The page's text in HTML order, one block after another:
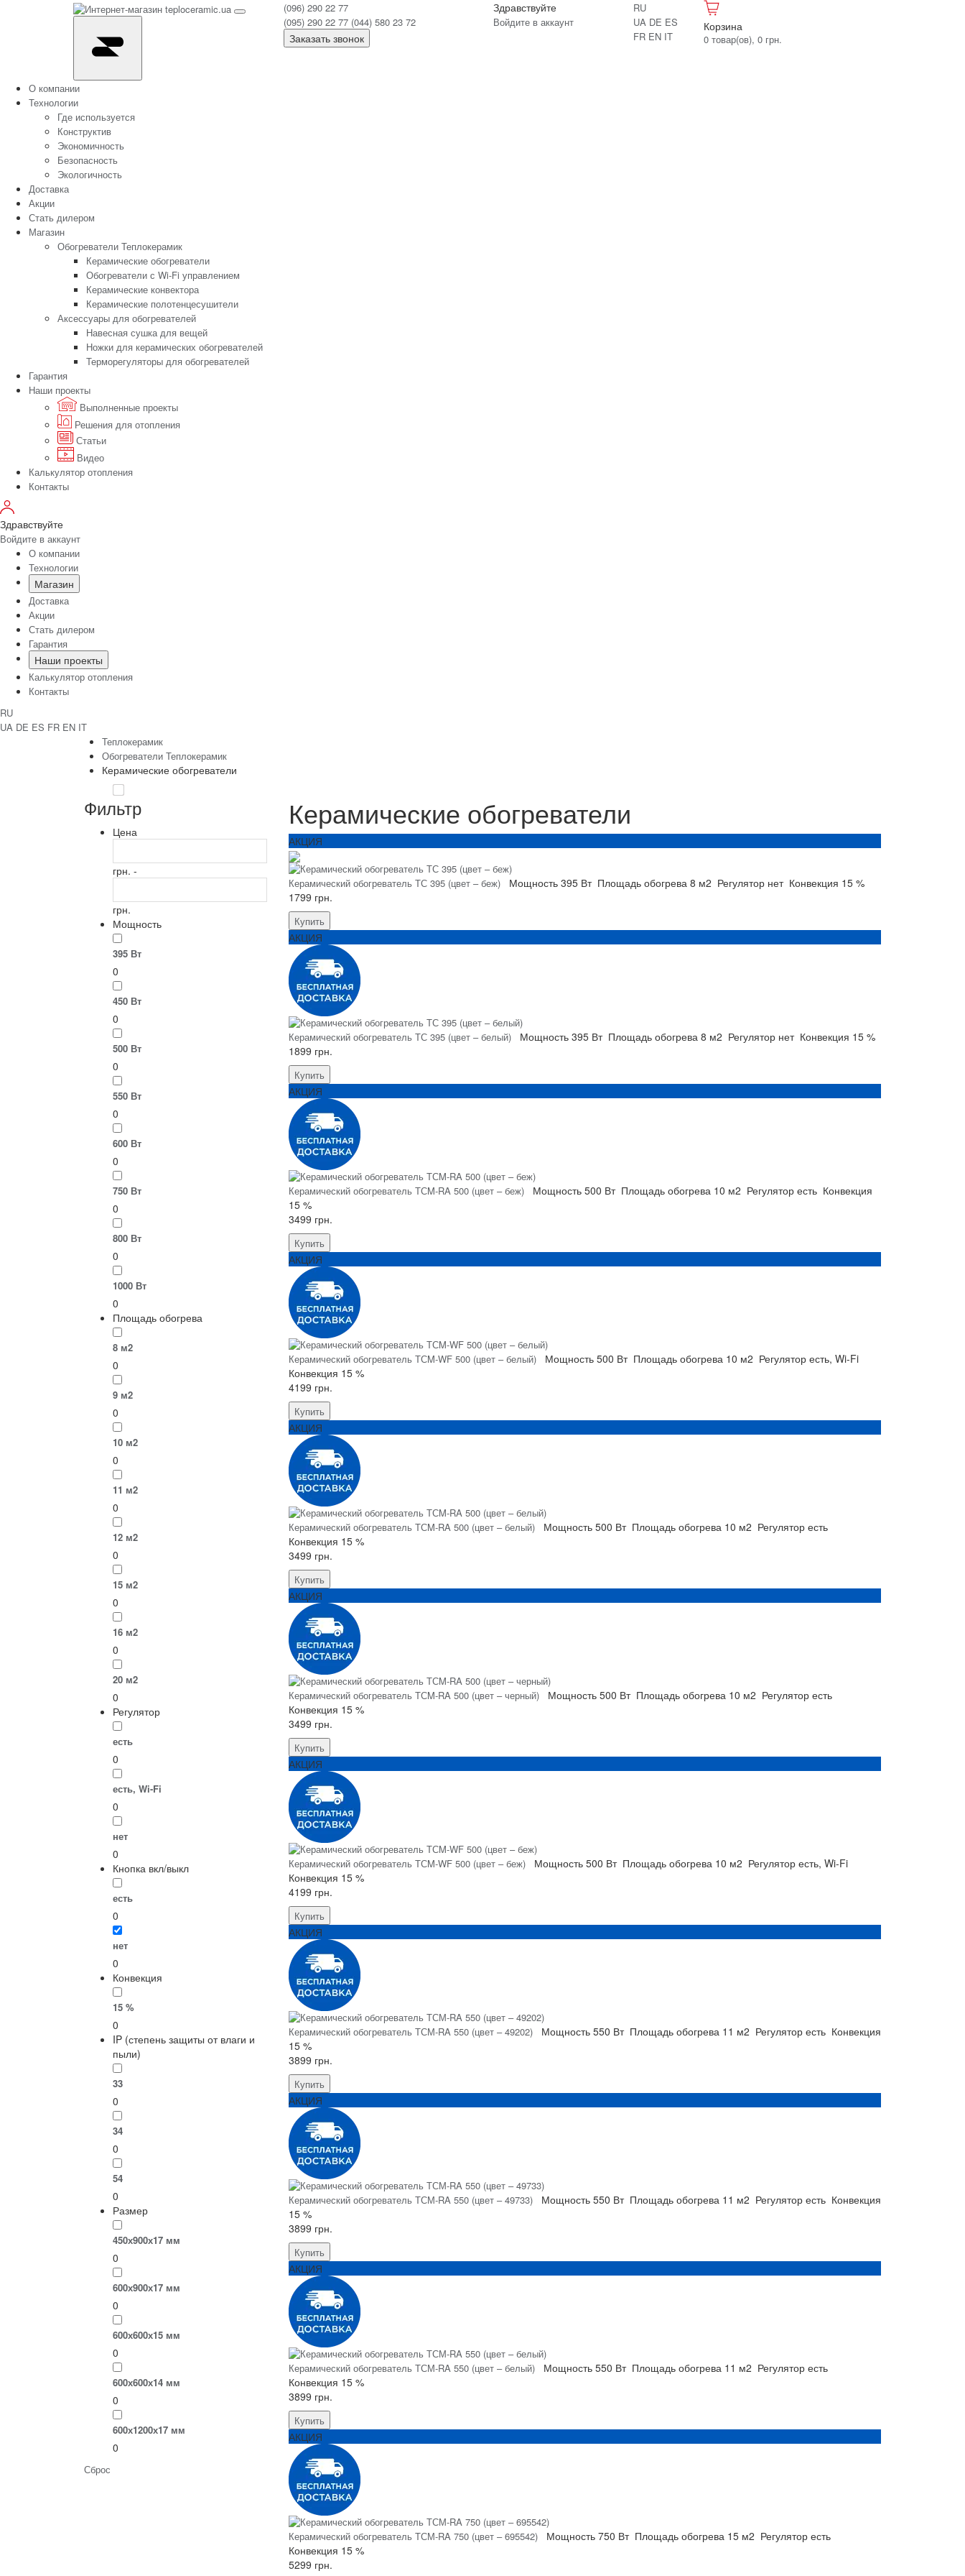
(096) 290 22 77
(095) 290 22 77 (044) 580 23 72
Заказать звонок
Здравствуйте
Войдите в аккаунт
RU
UA DE ES
FR EN IT
Корзина
0 товар(ов), 0 грн.
О компании
Технологии
Где используется
Конструктив
Экономичность
Безопасность
Экологичность
Доставка
Акции
Стать дилером
Магазин
Обогреватели Теплокерамик
Керамические обогреватели
Обогреватели с Wi-Fi управлением
Керамические конвектора
Керамические полотенцесушители
Аксессуары для обогревателей
Навесная сушка для вещей
Ножки для керамических обогревателей
Терморегуляторы для обогревателей
Гарантия
Наши проекты
Выполненные проекты
Решения для отопления
Статьи
Видео
Калькулятор отопления
Контакты
Здравствуйте
Войдите в аккаунт
О компании
Технологии
Магазин
Доставка
Акции
Стать дилером
Гарантия
Наши проекты
Калькулятор отопления
Контакты
RU
UA DE ES FR EN IT
Теплокерамик
Обогреватели Теплокерамик
Керамические обогреватели
Фильтр
Цена
грн. -
грн.
Мощность
395 Вт
0
450 Вт
0
500 Вт
0
550 Вт
0
600 Вт
0
750 Вт
0
800 Вт
0
1000 Вт
0
Площадь обогрева
8 м2
0
9 м2
0
10 м2
0
11 м2
0
12 м2
0
15 м2
0
16 м2
0
20 м2
0
Регулятор
есть
0
есть, Wi-Fi
0
нет
0
Кнопка вкл/выкл
есть
0
нет
0
Конвекция
15 %
0
IP (степень защиты от влаги и
пыли)
33
0
34
0
54
0
Размер
450х900х17 мм
0
600х900х17 мм
0
600х600х15 мм
0
600х600х14 мм
0
600х1200х17 мм
0
Сброс
Керамические обогреватели
АКЦИЯ
Керамический обогреватель ТС 395 (цвет – беж) Мощность 395 Вт Площадь обогрева 8 м2 Регулятор нет Конвекция 15 %
1799 грн.
Купить
АКЦИЯ
Керамический обогреватель ТС 395 (цвет – белый) Мощность 395 Вт Площадь обогрева 8 м2 Регулятор нет Конвекция 15 %
1899 грн.
Купить
АКЦИЯ
Керамический обогреватель ТСM-RA 500 (цвет – беж) Мощность 500 Вт Площадь обогрева 10 м2 Регулятор есть Конвекция
15 %
3499 грн.
Купить
АКЦИЯ
Керамический обогреватель ТСM-WF 500 (цвет – белый) Мощность 500 Вт Площадь обогрева 10 м2 Регулятор есть, Wi-Fi
Конвекция 15 %
4199 грн.
Купить
АКЦИЯ
Керамический обогреватель ТСM-RA 500 (цвет – белый) Мощность 500 Вт Площадь обогрева 10 м2 Регулятор есть
Конвекция 15 %
3499 грн.
Купить
АКЦИЯ
Керамический обогреватель ТСM-RA 500 (цвет – черный) Мощность 500 Вт Площадь обогрева 10 м2 Регулятор есть
Конвекция 15 %
3499 грн.
Купить
АКЦИЯ
Керамический обогреватель ТСM-WF 500 (цвет – беж) Мощность 500 Вт Площадь обогрева 10 м2 Регулятор есть, Wi-Fi
Конвекция 15 %
4199 грн.
Купить
АКЦИЯ
Керамический обогреватель ТСМ-RA 550 (цвет – 49202) Мощность 550 Вт Площадь обогрева 11 м2 Регулятор есть Конвекция
15 %
3899 грн.
Купить
АКЦИЯ
Керамический обогреватель ТСМ-RA 550 (цвет – 49733) Мощность 550 Вт Площадь обогрева 11 м2 Регулятор есть Конвекция
15 %
3899 грн.
Купить
АКЦИЯ
Керамический обогреватель ТСМ-RA 550 (цвет – белый) Мощность 550 Вт Площадь обогрева 11 м2 Регулятор есть
Конвекция 15 %
3899 грн.
Купить
АКЦИЯ
Керамический обогреватель ТСМ-RA 750 (цвет – 695542) Мощность 750 Вт Площадь обогрева 15 м2 Регулятор есть
Конвекция 15 %
5299 грн.